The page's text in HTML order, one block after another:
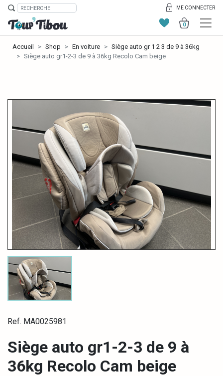
ME CONNECTER
0
Accueil Shop En voiture
Siège auto gr 1 2 3 de 9 à 36kg
Siège auto gr1-2-3 de 9 à 36kg Recolo Cam beige
Ref. MA0025981
Siège auto gr1-2-3 de 9 à
36kg Recolo Cam beige